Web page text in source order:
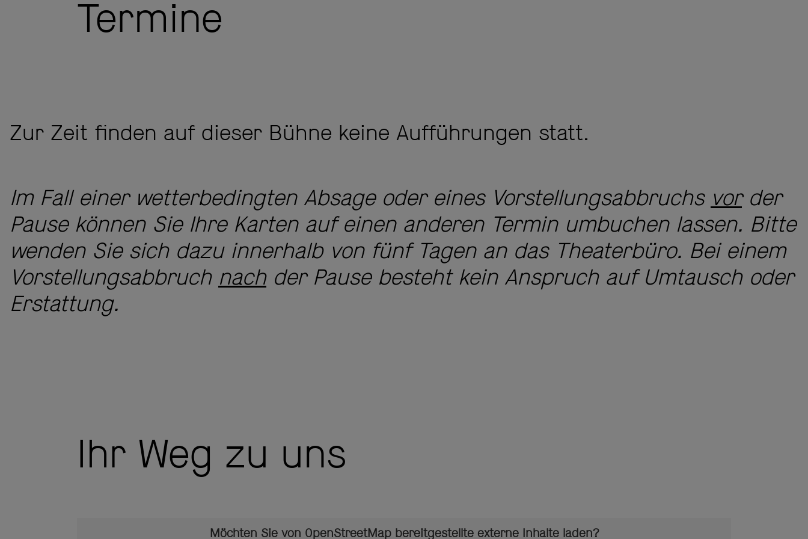
Termine
Zur Zeit finden auf dieser Bühne keine Aufführungen statt.
Im Fall einer wetterbedingten Absage oder eines Vorstellungsabbruchs vorder
Pause können Sie Ihre Karten auf einen anderen Termin umbuchen lassen. Bitte
wenden Sie sich dazu innerhalb von fünf Tagen an das Theaterbüro. Bei einem
Vorstellungsabbruch nachder Pause besteht kein Anspruch auf Umtausch oder
Erstattung.
Ihr Weg zu uns
Möchten Sie von OpenStreetMapbereitgestellte externe Inhalte laden?